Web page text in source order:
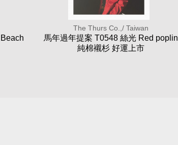
The Thurs Co.,/ Taiwan
馬年過年提案 T0548 絲光 Red poplin
純棉襯杉 好運上市